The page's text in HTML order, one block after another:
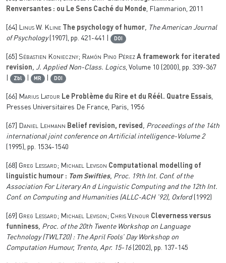
Renversantes : ou Le Sens Caché du Monde, Flammarion, 2011
[64] Linus W. Kline The psychology of humor, The American Journal
of Psychology(1907), pp. 421-441 | DOI
[65] Sébastien Konieczny; Ramón Pino Pérez A framework for iterated
revision, J. Applied Non-Class. Logics, Volume 10 (2000), pp. 339-367
Zbl | MR | DOI
[66] Marius Latour Le Problème du Rire et du Réél. Quatre Essais,
Presses Universitaires De France, Paris, 1956
[67] Daniel Lehmann Belief revision, revised , Proceedings of the 14th
international joint conference on Artificial intelligence-Volume 2
(1995), pp. 1534-1540
[68] Greg Lessard; Michael Levison Computational modelling of
linguistic humour : Tom Swifties, Proc. 19th Int. Conf. of the
Association For Literary An d Linguistic Computing and the 12th Int.
Conf. on Computing and Humanities (ALLC-ACH ’92), Oxford(1992)
[69] Greg Lessard; Michael Levison; Chris Venour Cleverness versus
funniness, Proc. of the 20th Twente Workshop on Language
Technology (TWLT20) : The April Fools’ Day Workshop on
Computation Humour, Trento, Apr. 15-16(2002), pp. 137-145